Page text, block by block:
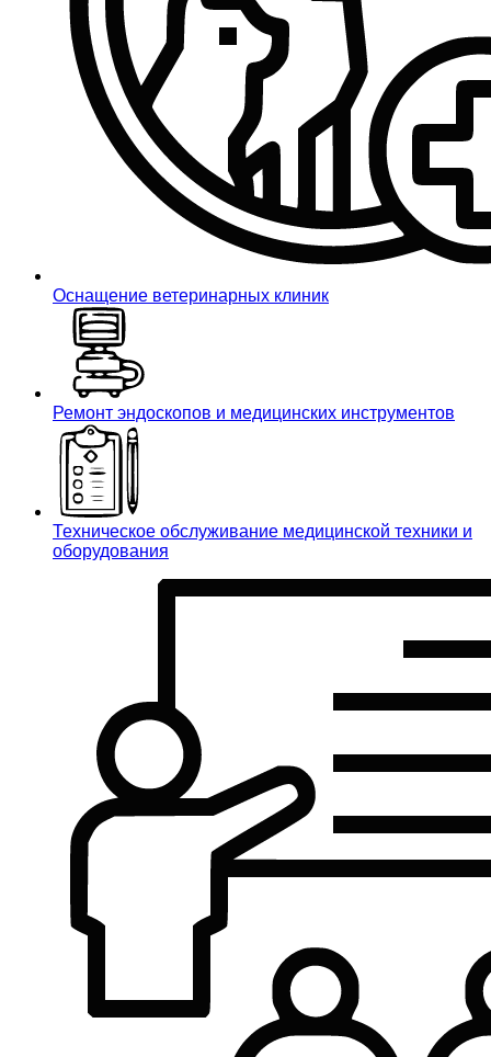
Оснащение ветеринарных клиник
Ремонт эндоскопов и медицинских инструментов
Техническое обслуживание медицинской техники и
оборудования